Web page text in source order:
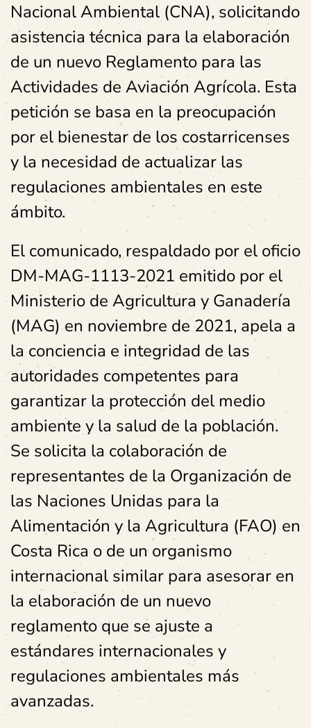
Nacional Ambiental (CNA), solicitando
asistencia técnica para la elaboración
de un nuevo Reglamento para las
Actividades de Aviación Agrícola. Esta
petición se basa en la preocupación
por el bienestar de los costarricenses
y la necesidad de actualizar las
regulaciones ambientales en este
ámbito.
El comunicado, respaldado por el oficio
DM-MAG-1113-2021 emitido por el
Ministerio de Agricultura y Ganadería
(MAG) en noviembre de 2021, apela a
la conciencia e integridad de las
autoridades competentes para
garantizar la protección del medio
ambiente y la salud de la población.
Se solicita la colaboración de
representantes de la Organización de
las Naciones Unidas para la
Alimentación y la Agricultura (FAO) en
Costa Rica o de un organismo
internacional similar para asesorar en
la elaboración de un nuevo
reglamento que se ajuste a
estándares internacionales y
regulaciones ambientales más
avanzadas.